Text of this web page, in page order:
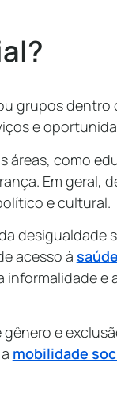
grupos dentro
e
áreas, como
Em geral,
e cultural.
desigualdade
acesso à saúde
informalidade e
e
mobilidade